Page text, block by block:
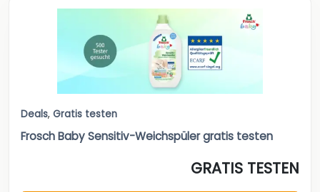
Deals, Gratis testen
Frosch Baby Sensitiv-Weichspüler gratis testen
GRATIS TESTEN